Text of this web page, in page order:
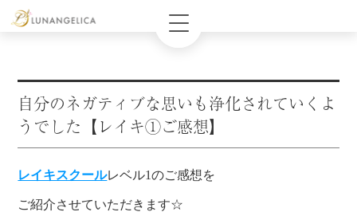
自分のネガティブな思いも浄化されていくよ
うでした【レイキ①ご感想】
レイキスクールレベル1のご感想を
ご紹介させていただきます☆